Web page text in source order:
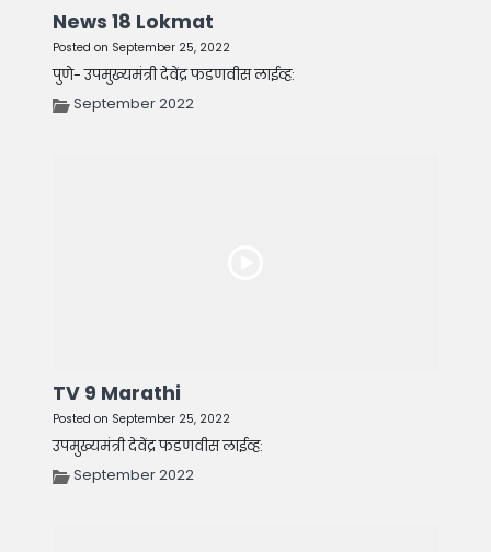
News 18 Lokmat
Posted on September 25, 2022
पुणे- उपमुख्यमंत्री देवेंद्र फडणवीस लाईव्ह:
September 2022
TV 9 Marathi
Posted on September 25, 2022
उपमुख्यमंत्री देवेंद्र फडणवीस लाईव्ह:
September 2022